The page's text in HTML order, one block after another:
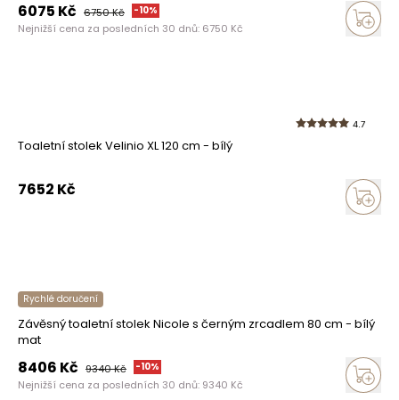
6075 Kč 6750Kč -10%
Nejnižší cena za posledních 30 dnů: 6750 Kč
4.7
Toaletní stolek Velinio XL 120 cm - bílý
7652 Kč
Rychlé doručení
Závěsný toaletní stolek Nicole s černým zrcadlem 80 cm - bílý
mat
8406 Kč 9340Kč -10%
Nejnižší cena za posledních 30 dnů: 9340 Kč